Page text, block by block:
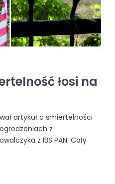
łosi na
artykuł o śmiertelności
z
z IBS PAN. Cały